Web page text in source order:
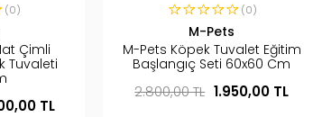
(0)
Çimli
Tuvaleti
TL
(0)
M-Pets
M-Pets Köpek Tuvalet Eğitim
Başlangıç Seti 60x60 Cm
2.800,00 TL 1.950,00 TL